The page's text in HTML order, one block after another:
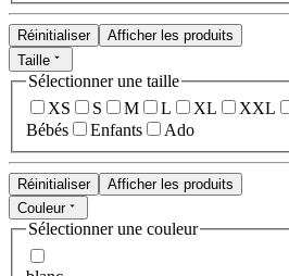
Réinitialiser
Afficher les produits
Taille
Sélectionner une taille
XS
S M L XL XXL
Bébés
Enfants Ado
Réinitialiser
Afficher les produits
Couleur
Sélectionner une couleur